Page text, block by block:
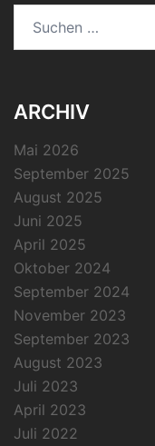
nach:
ARCHIV
Mai 2026
September 2025
August 2025
Juni 2025
April 2025
Oktober 2024
September 2024
November 2023
September 2023
August 2023
Juli 2023
April 2023
Juli 2022